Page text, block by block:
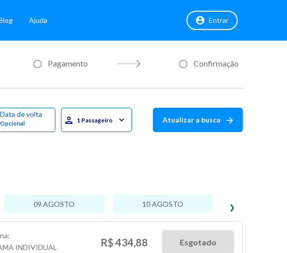
Ajuda Entrar
Pagamento Confirmação
Data de volta
1 Passageiro Atualizar a busca
❯
09 AGOSTO 10 AGOSTO
INDIVIDUAL
R$ 434,88 Esgotado